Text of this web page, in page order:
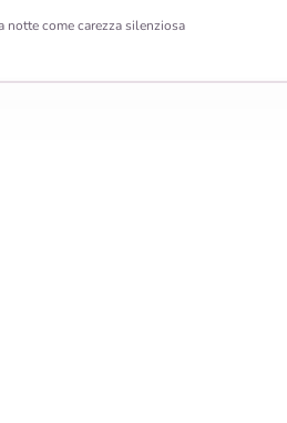
come carezza silenziosa